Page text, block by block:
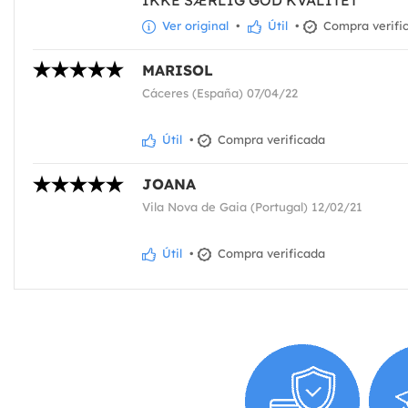
Ver original • Útil • Compra
MARISOL
Cáceres (España) 07/04/22
Útil • Compra verificada
JOANA
Vila Nova de Gaia (Portugal) 12/02/21
Útil • Compra verificada